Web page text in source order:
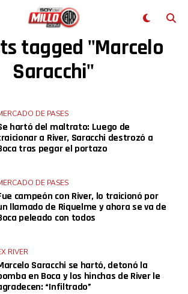
tagged "Marcelo
Saracchi"
DE PASES
hartó del maltrato: Luego de
a River, Saracchi destrozó a
tras pegar el portazo
DE PASES
campeón con River, lo traicionó por
llamado de Riquelme y ahora se va de
peleado con todos
RIVER
Saracchi se hartó, detonó la
en Boca y los hinchas de River le
“Infiltrado”